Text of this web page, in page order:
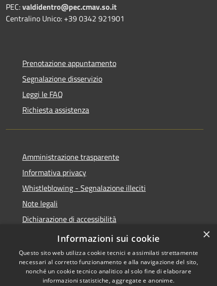
PEC:valdidentro@pec.cmav.so.it
Centralino Unico: +39 0342 921901
Prenotazione appuntamento
Segnalazione disservizio
Leggi le FAQ
Richiesta assistenza
Amministrazione trasparente
Informativa privacy
Whistleblowing - Segnalazione illeciti
Note legali
Dichiarazione di accessibilità
Segnalazione di inaccessibilità
Copyright © 2026 • Comune di
×
Informazioni sui cookie
Questo sito web utilizza cookie tecnici e assimilati strettamente
necessari al corretto funzionamento e alla navigazione del sito,
nonché un cookie tecnico analitico al solo fine di elaborare
informazioni statistiche, aggregate e anonime.